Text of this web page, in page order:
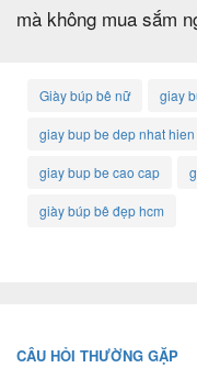
mà không mua sắm
Giày búp bê nữ giay
giay bup be dep nhat
giay bup be cao cap
giày búp bê đẹp hcm
CÂU HỎI THƯỜNG GẶP